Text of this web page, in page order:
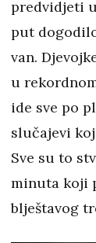
predvidjeti
put
van.
u
ide sve po
slučajevi
Sve su to
minuta koji
blještavog